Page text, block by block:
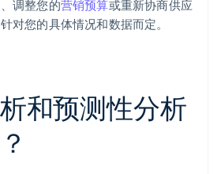
调整您的营销预算或重新协商供应
对您的具体情况和数据而定。
和预测性分析